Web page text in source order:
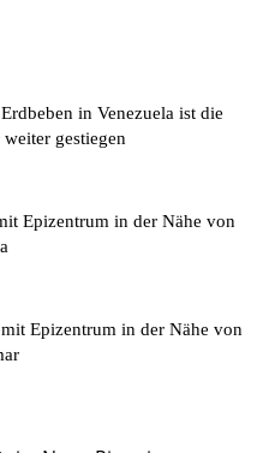
in Venezuela ist die
gestiegen
Epizentrum in der Nähe von
Epizentrum in der Nähe von